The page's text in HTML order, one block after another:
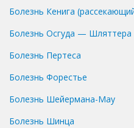
Болезнь Кенига
Болезнь Осгуда — Шляттера
Болезнь Пертеса
Болезнь Форестье
Болезнь Шейермана-Мау
Болезнь Шинца